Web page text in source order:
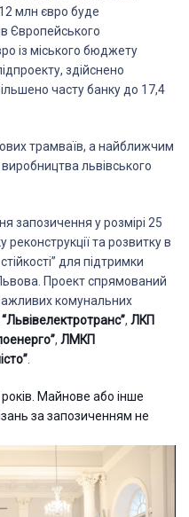
млн євро буде
Європейського
із міського бюджету
здійснено
часту банку до 17,4
трамваїв, а найближчим
львівського
запозичення у розмірі 25
та розвитку в
для підтримки
Проект спрямований
комунальних
, ЛКП
, ЛМКП
Майнове або інше
за запозиченням не